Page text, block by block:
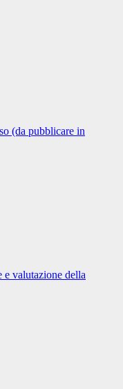
(da pubblicare in
e valutazione della